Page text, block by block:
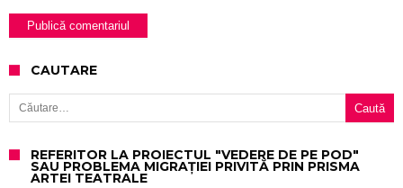
CAUTARE
Caută după:
REFERITOR LA PROIECTUL "VEDERE DE PE POD"
SAU PROBLEMA MIGRAȚIEI PRIVITĂ PRIN PRISMA
ARTEI TEATRALE